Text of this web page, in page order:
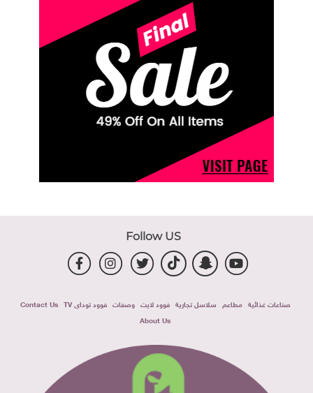
Follow US
صناعات غذائية مطاعم سلاسل تجارية فوود لايت وصفات فوود توداى TV
Contact Us
About Us